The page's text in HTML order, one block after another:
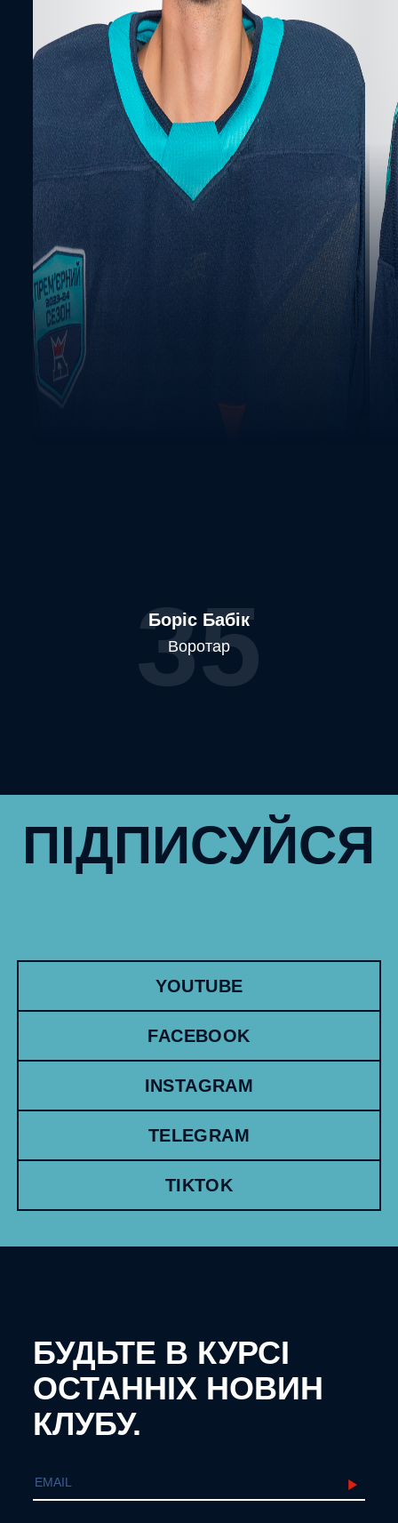
35
Боріс Бабік
Воротар
ПІДПИСУЙСЯ
YOUTUBE
FACEBOOK
INSTAGRAM
TELEGRAM
TIKTOK
БУДЬТЕ В КУРСІ
ОСТАННІХ НОВИН
КЛУБУ.